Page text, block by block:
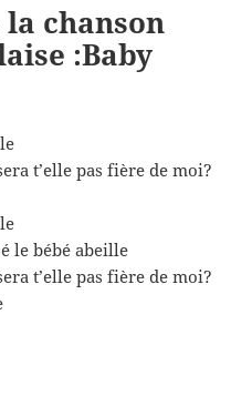
la chanson
:Baby
t’elle pas fière de moi?
le bébé abeille
t’elle pas fière de moi?